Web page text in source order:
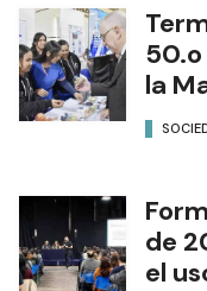
la
de
el